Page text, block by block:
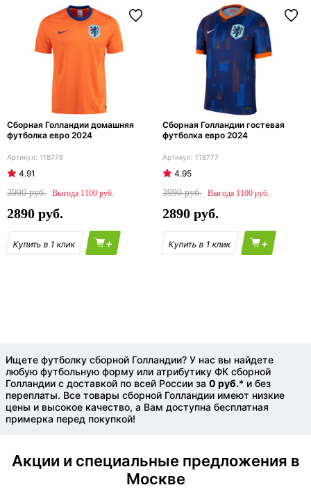
Сборная Голландии домашняя
футболка евро 2024
118776
4.91
3990
1100
2890
+
Сборная Голландии гостевая
футболка евро 2024
118777
4.95
3990
1100
2890
+
Ищете футболку сборной Голландии? У нас вы найдете
любую футбольную форму или атрибутику ФК сборной
Голландии с доставкой по всей России за 0 руб.* и без
переплаты. Все товары сборной Голландии имеют низкие
цены и высокое качество, а Вам доступна бесплатная
примерка перед покупкой!
Акции и специальные предложения в
Москве